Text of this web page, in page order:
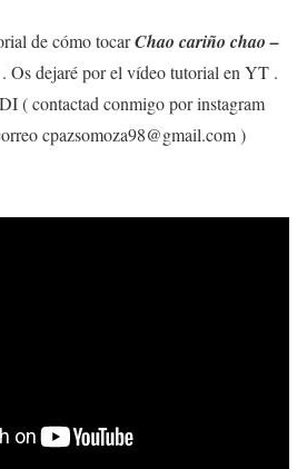
de cómo tocarChao cariño chao –
Os dejaré por el vídeo tutorial en YT .
( contactad conmigo por instagram
cpazsomoza98@gmail.com )